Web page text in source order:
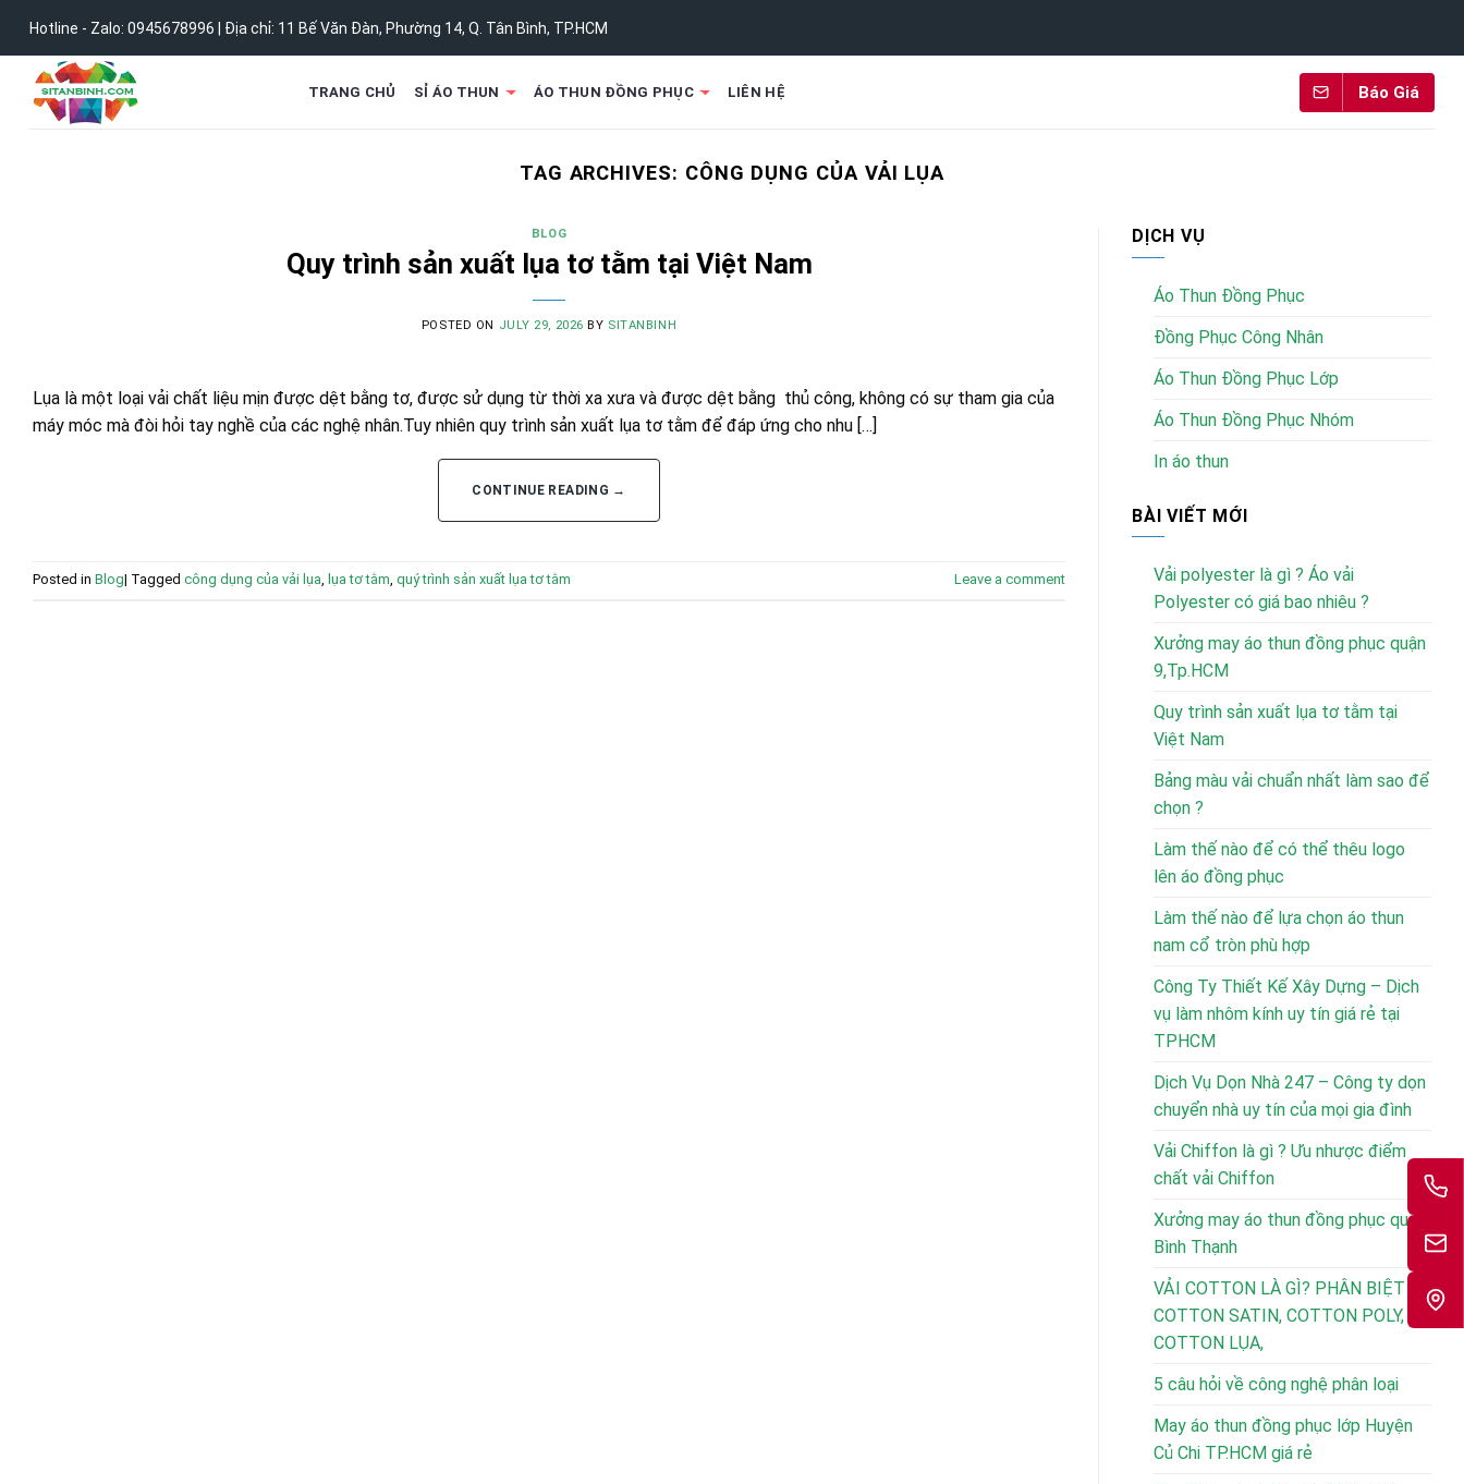
content
Hotline - Zalo: 0945678996 | Địa chỉ: 11 Bế Văn Đàn, Phường 14, Q. Tân Bình, TP.HCM
TRANG CHỦ SỈ ÁO THUN ÁO THUN ĐỒNG PHỤC LIÊN HỆ Báo Giá
TAG ARCHIVES: CÔNG DỤNG CỦA VẢI LỤA
BLOG
Quy trình sản xuất lụa tơ tằm tại Việt Nam
POSTED ON JULY 29, 2026 BY SITANBINH
Lụa là một loại vải chất liệu mịn được dệt bằng tơ, được sử dụng từ thời xa xưa và được dệt bằng thủ công, không có sự tham gia của
máy móc mà đòi hỏi tay nghề của các nghệ nhân.Tuy nhiên quy trình sản xuất lụa tơ tằm để đáp ứng cho nhu […]
CONTINUE READING →
Posted in Blog| Tagged công dụng của vải lụa, lụa tơ tằm, quý trình sản xuất lụa tơ tằm Leave a comment
DỊCH VỤ
Áo Thun Đồng Phục
Đồng Phục Công Nhân
Áo Thun Đồng Phục Lớp
Áo Thun Đồng Phục Nhóm
In áo thun
BÀI VIẾT MỚI
Vải polyester là gì ? Áo vải
Polyester có giá bao nhiêu ?
Xưởng may áo thun đồng phục quận
9,Tp.HCM
Quy trình sản xuất lụa tơ tằm tại
Việt Nam
Bảng màu vải chuẩn nhất làm sao để
chọn ?
Làm thế nào để có thể thêu logo
lên áo đồng phục
Làm thế nào để lựa chọn áo thun
nam cổ tròn phù hợp
Công Ty Thiết Kế Xây Dựng – Dịch
vụ làm nhôm kính uy tín giá rẻ tại
TPHCM
Dịch Vụ Dọn Nhà 247 – Công ty dọn
chuyển nhà uy tín của mọi gia đình
Vải Chiffon là gì ? Ưu nhược điểm
chất vải Chiffon
Xưởng may áo thun đồng phục quận
Bình Thạnh
VẢI COTTON LÀ GÌ? PHÂN BIỆT
COTTON SATIN, COTTON POLY,
COTTON LỤA,
5 câu hỏi về công nghệ phân loại
May áo thun đồng phục lớp Huyện
Củ Chi TP.HCM giá rẻ